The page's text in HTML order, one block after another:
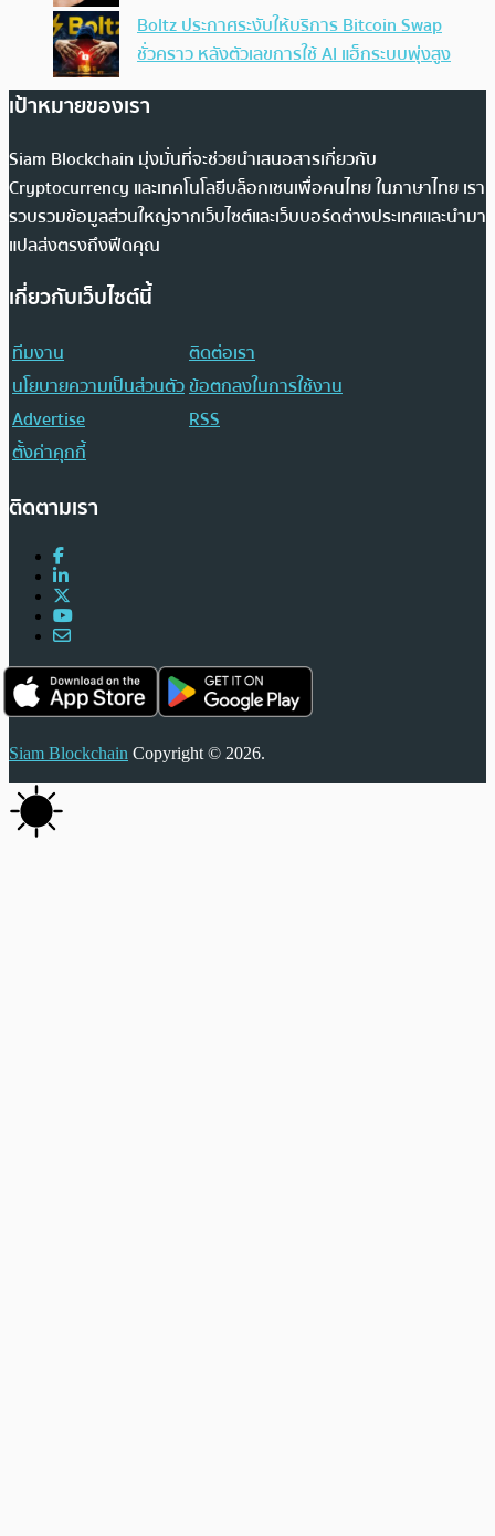
Boltz ประกาศระงับให้บริการ Bitcoin Swap
ชั่วคราว หลังตัวเลขการใช้ AI แฮ็กระบบพุ่งสูง
เป้าหมายของเรา
Siam Blockchain มุ่งมั่นที่จะช่วยนำเสนอสารเกี่ยวกับ
Cryptocurrency และเทคโนโลยีบล็อกเชนเพื่อคนไทย ในภาษาไทย เรา
รวบรวมข้อมูลส่วนใหญ่จากเว็บไซต์และเว็บบอร์ดต่างประเทศและนำมา
แปลส่งตรงถึงฟีดคุณ
เกี่ยวกับเว็บไซต์นี้
ทีมงาน
ติดต่อเรา
นโยบายความเป็นส่วนตัวข้อตกลงในการใช้งาน
Advertise
RSS
ตั้งค่าคุกกี้
ติดตามเรา
Siam Blockchain Copyright © 2026.